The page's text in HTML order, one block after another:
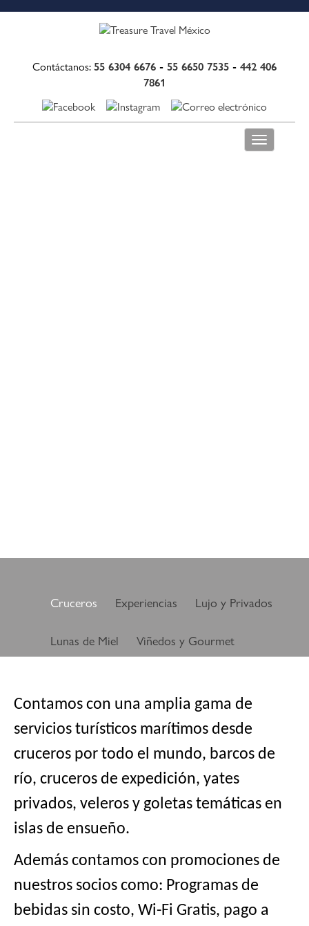
Contáctanos: 55 6304 6676 - 55 6650 7535 - 442 406
7861
Toggle
navigation
Cruceros Experiencias Lujo y Privados
Lunas de Miel Viñedos y Gourmet
Contamos con una amplia gama de
servicios turísticos marítimos desde
cruceros por todo el mundo, barcos de
río, cruceros de expedición, yates
privados, veleros y goletas temáticas en
islas de ensueño.
Además contamos con promociones de
nuestros socios como: Programas de
bebidas sin costo, Wi-Fi Gratis, pago a